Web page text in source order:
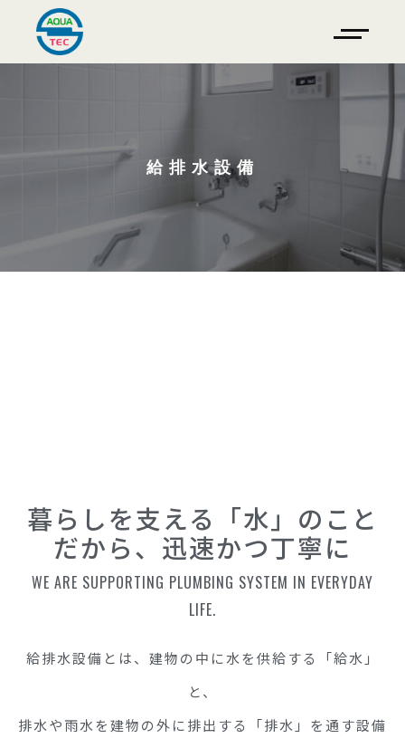
給排水設備
暮らしを支える「水」のこと
だから、迅速かつ丁寧に
WE ARE SUPPORTING PLUMBING SYSTEM IN EVERYDAY
LIFE.
給排水設備とは、建物の中に水を供給する「給水」
と、
排水や雨水を建物の外に排出する「排水」を通す設備